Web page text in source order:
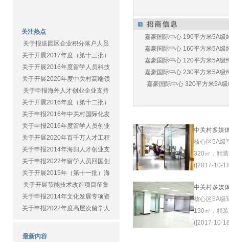
关注热点
关于报送园区企业积分落户人员
关于开展2017年度（第十三批）
关于开展2016年度留学人员科技
关于开展2020年度中关村高端领
关于申报海外人才创业企业支持
关于开展2016年度（第十二批）
关于申报2016年中关村国际化发
关于申报2016年度留学人员创业
关于开展2020年百千万人才工程
关于申报2014年海归人才创业支
关于申报2022年留学人员回国创
关于开展2015年（第十一批）海
关于开展节能技术改造项目征集
关于申报2014年文化发展专项资
关于申报2022年度高层次留学人
最新内容
嘉豪国际中心 190平方米5A级
嘉豪国际中心 160平方米5A级
嘉豪国际中心 120平方米5A级
嘉豪国际中心 230平方米5A级
嘉豪国际中心 320平方米5A
中关村多媒
核心区5A级
320㎡，精
([2017-10-
中关村多媒
核心区5A级
190㎡，精
([2017-10-